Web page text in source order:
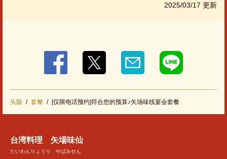
2025/03/17 更新
头版 套餐 [仅限电话预约]符合您的预算♪矢场味线宴会套餐
台湾料理 矢場味仙
たいわんりょうり やばみせん